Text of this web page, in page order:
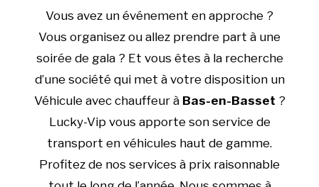
Vous avez un événement en approche ?
Vous organisez ou allez prendre part à une
soirée de gala ? Et vous êtes à la recherche
d’une société qui met à votre disposition un
Véhicule avec chauffeur à Bas-en-Basset ?
Lucky-Vip vous apporte son service de
transport en véhicules haut de gamme.
Profitez de nos services à prix raisonnable